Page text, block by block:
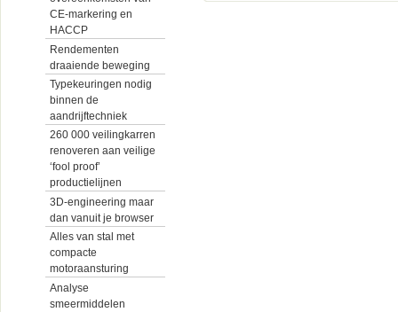
CE-markering en
HACCP
Rendementen
draaiende beweging
Typekeuringen nodig
binnen de
aandrijftechniek
260 000 veilingkarren
renoveren aan veilige
‘fool proof’
productielijnen
3D-engineering maar
dan vanuit je browser
Alles van stal met
compacte
motoraansturing
Analyse
smeermiddelen